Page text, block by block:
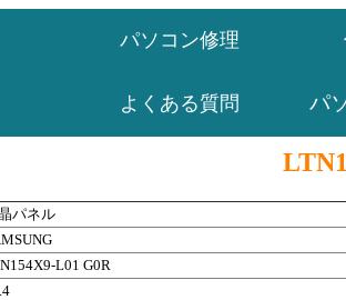
パソコン修理
よくある質問 パ
パネル
L01 G0R